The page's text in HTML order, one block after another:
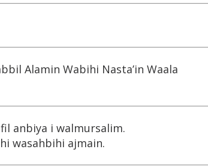
Alamin Wabihi Nasta’in Waala
anbiya i walmursalim.
wasahbihi ajmain.